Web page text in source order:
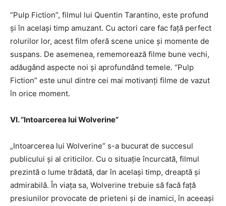
“Pulp Fiction”, filmul lui Quentin Tarantino, este profund
și în același timp amuzant. Cu actori care fac față perfect
rolurilor lor, acest film oferă scene unice și momente de
suspans. De asemenea, rememorează filme bune vechi,
adăugând aspecte noi și aprofundând temele. “Pulp
Fiction” este unul dintre cei mai motivanți filme de vazut
în orice moment.
VI. “Intoarcerea lui Wolverine”
„Intoarcerea lui Wolverine” s-a bucurat de succesul
publicului și al criticilor. Cu o situație încurcată, filmul
prezintă o lume trădată, dar în același timp, dreaptă și
admirabilă. În viața sa, Wolverine trebuie să facă față
presiunilor provocate de prieteni și de inamici, în aceeași